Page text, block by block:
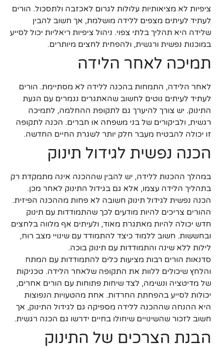
ציפיות לא מציאותיות עלולות לגרום לאכזבה ולתסכול. הורים
לעתיד לעיתים מצפים ללידה מושלמת, אך חשוב להבין
שלידה היא תהליך בלתי צפוי. ניהול ציפיות ריאליות יכול לסייע
במוכנות נפשית ורגשית, ולהפחית לחצים מיותרים.
תמיכה לאחר הלידה
לאחר הלידה, התמחות בהכנה ללידה לא מסתיימת. הורים
לעתיד לעיתים נוטים לחשוב שהאתגרים נגמרים עם הגעת
התינוק. יש צורך להיערך גם לתקופת ההחלמה, לתמיכה
רגשית, ולביקורים של בני משפחה או חברים. הכנה לתקופה
זו יכולה להבטיח מעבר חלק יותר לשגרת החיים החדשה.
הכנה נפשית לגידול תינוק
במהלך ההכנות ללידה, יש להבין שההכנה אינה מתמקדת רק
בתהליך הלידה עצמו, אלא גם בגידול התינוק לאחר מכן.
הכנה נפשית לגידול תינוק חשובה לא פחות מההכנה הפיזית.
ההורים צריכים להיות מודעים לכך שהתמודדות עם תינוק
חדש יכולה להיות מאתגרת מאוד, ולעיתים אף מלווה בלחצים
ובחששות. חשוב ללמוד כיצד להתמודד עם שינויי מצב רוח,
לילות ללא שינה והתמודדות עם תינוק בוכה.
סדנאות הורים רבות מציעות כלים להתמודדות עם המתח
והלחץ שיכולים ללוות את התקופה שלאחר הלידה. טכניקות
של מדיטציה ונשימה, לצד שיחות פתוחות עם הורים אחרים,
יכולות לסייע בהפחתת החרדות. אחת מהטעויות הנפוצות
היא ההנחה שההכנה ללידה מספיקה גם לגידול התינוק, אך
חשוב לזכור שהשינויים שיחולו בחיים ידרשו גם הכנה רגשית.
הבנת הצרכים של התינוק